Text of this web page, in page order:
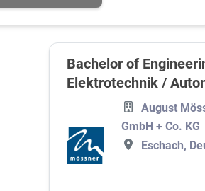
Bachelor of
Elektrotechnik /
August
GmbH + Co. KG
Eschach,